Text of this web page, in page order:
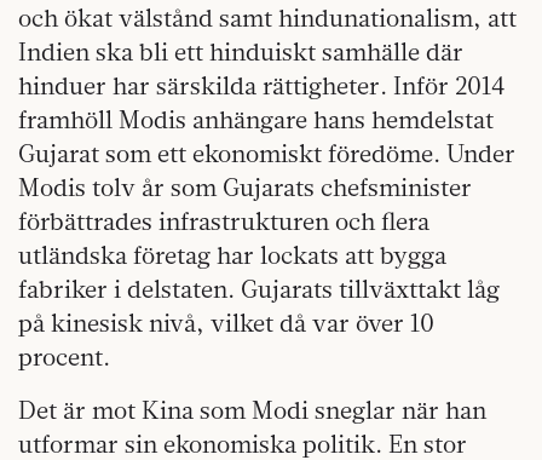
och ökat välstånd samt hindunationalism, att
Indien ska bli ett hinduiskt samhälle där
hinduer har särskilda rättigheter. Inför 2014
framhöll Modis anhängare hans hemdelstat
Gujarat som ett ekonomiskt föredöme. Under
Modis tolv år som Gujarats chefsminister
förbättrades infrastrukturen och flera
utländska företag har lockats att bygga
fabriker i delstaten. Gujarats tillväxttakt låg
på kinesisk nivå, vilket då var över 10
procent.
Det är mot Kina som Modi sneglar när han
utformar sin ekonomiska politik. En stor